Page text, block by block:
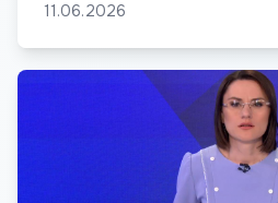
11.06.2026